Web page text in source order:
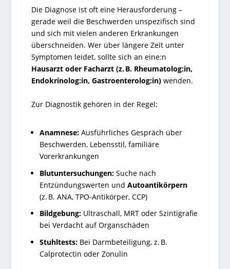
Die Diagnose ist oft eine Herausforderung –
gerade weil die Beschwerden unspezifisch sind
und sich mit vielen anderen Erkrankungen
überschneiden. Wer über längere Zeit unter
Symptomen leidet, sollte sich an eine:n
Hausarzt oder Facharzt (z. B. Rheumatolog:in,
Endokrinolog:in, Gastroenterolog:in)wenden.
Zur Diagnostik gehören in der Regel:
Anamnese:Ausführliches Gespräch über
Beschwerden, Lebensstil, familiäre
Vorerkrankungen
Blutuntersuchungen:Suche nach
Entzündungswerten und Autoantikörpern
(z. B. ANA, TPO-Antikörper, CCP)
Bildgebung:Ultraschall, MRT oder Szintigrafie
bei Verdacht auf Organschäden
Stuhltests:Bei Darmbeteiligung, z. B.
Calprotectin oder Zonulin